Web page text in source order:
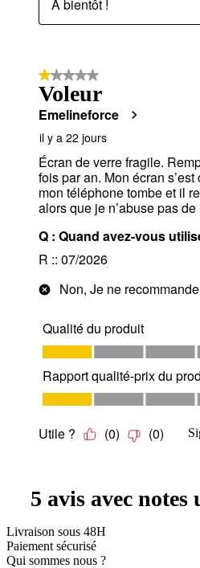
Livraison sous 48H
Paiement sécurisé
Qui sommes nous ?